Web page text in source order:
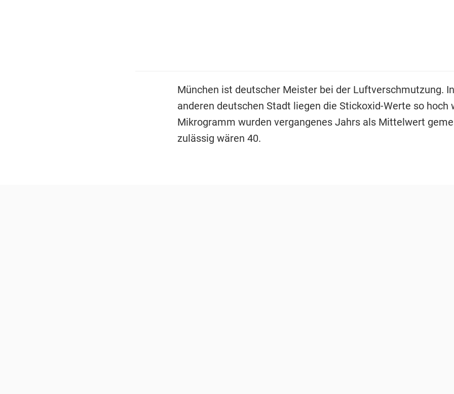
München ist deutscher Meister bei der Luftverschmutzung.
anderen deutschen Stadt liegen die Stickoxid-Werte so hoch
Mikrogramm wurden vergangenes Jahrs als Mittelwert
zulässig wären 40.